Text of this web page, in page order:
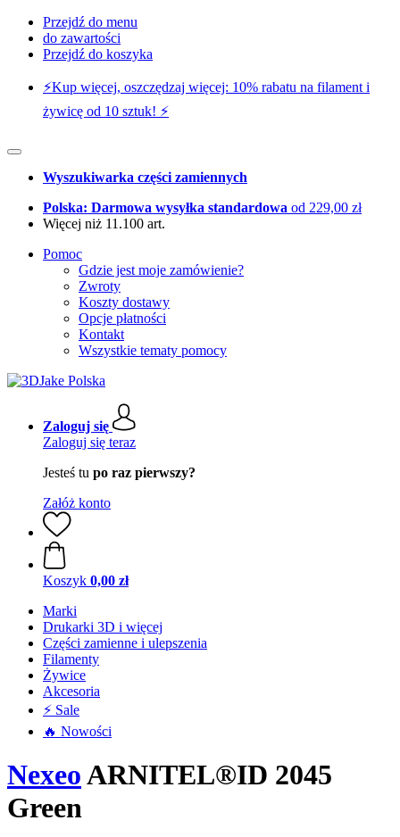
Przejdź do menu
do zawartości
Przejdź do koszyka
⚡️Kup więcej, oszczędzaj więcej: 10% rabatu na filament i
żywicę od 10 sztuk! ⚡️
Wyszukiwarka części zamiennych
Polska: Darmowa wysyłka standardowa od 229,00 zł
Więcej niż 11.100 art.
Pomoc
Gdzie jest moje zamówienie?
Zwroty
Koszty dostawy
Opcje płatności
Kontakt
Wszystkie tematy pomocy
Zaloguj się
Zaloguj się teraz
Jesteś tu po raz pierwszy?
Załóż konto
Koszyk 0,00 zł
Marki
Drukarki 3D i więcej
Części zamienne i ulepszenia
Filamenty
Żywice
Akcesoria
⚡ Sale
🔥 Nowości
NexeoARNITEL®ID 2045
Green